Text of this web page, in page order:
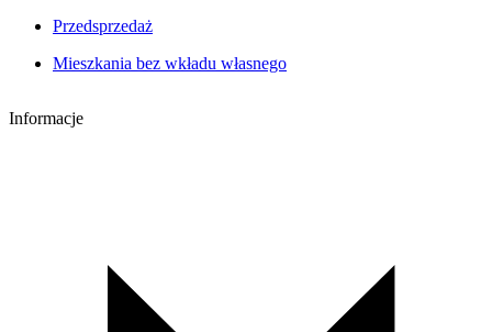
Przedsprzedaż
Mieszkania bez wkładu własnego
Informacje